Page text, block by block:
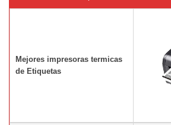
Mejores impresoras termicas
de Etiquetas